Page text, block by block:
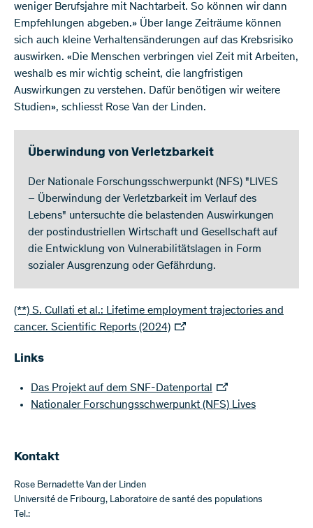
weniger Berufsjahre mit Nachtarbeit. So können wir dann
Empfehlungen abgeben.» Über lange Zeiträume können
sich auch kleine Verhaltensänderungen auf das Krebsrisiko
auswirken. «Die Menschen verbringen viel Zeit mit Arbeiten,
weshalb es mir wichtig scheint, die langfristigen
Auswirkungen zu verstehen. Dafür benötigen wir weitere
Studien», schliesst Rose Van der Linden.
Überwindung von Verletzbarkeit
Der Nationale Forschungsschwerpunkt (NFS) "LIVES
– Überwindung der Verletzbarkeit im Verlauf des
Lebens" untersuchte die belastenden Auswirkungen
der postindustriellen Wirtschaft und Gesellschaft auf
die Entwicklung von Vulnerabilitätslagen in Form
sozialer Ausgrenzung oder Gefährdung.
(**) S. Cullati et al.: Lifetime employment trajectories and
cancer. Scientific Reports (2024)
Links
Das Projekt auf dem SNF-Datenportal
Nationaler Forschungsschwerpunkt (NFS) Lives
Kontakt
Rose Bernadette Van der Linden
Université de Fribourg, Laboratoire de santé des populations
Tel.: